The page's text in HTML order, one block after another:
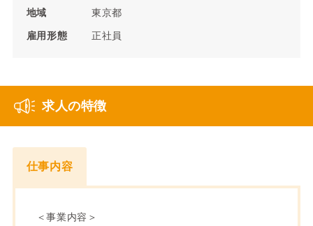
地域 東京都
雇用形態 正社員
求人の特徴
仕事内容
＜事業内容＞